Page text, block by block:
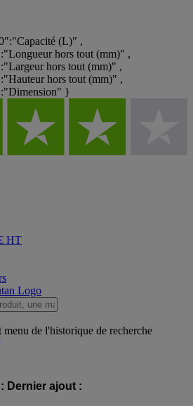
(L)" ,
hors tout (mm)" ,
hors tout (mm)" ,
hors tout (mm)" ,
}
HT
menu de l'historique de recherche
Dernier ajout :